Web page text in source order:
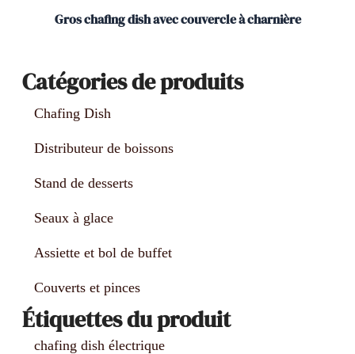
Gros chafing dish avec couvercle à charnière
Catégories de produits
Chafing Dish
Distributeur de boissons
Stand de desserts
Seaux à glace
Assiette et bol de buffet
Couverts et pinces
Étiquettes du produit
chafing dish électrique